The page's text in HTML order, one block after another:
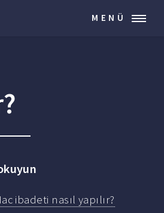
MENÜ
ibadeti nasıl yapılır?